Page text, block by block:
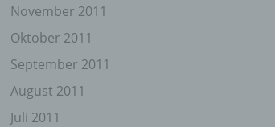
November 2011
Oktober 2011
September 2011
August 2011
Juli 2011